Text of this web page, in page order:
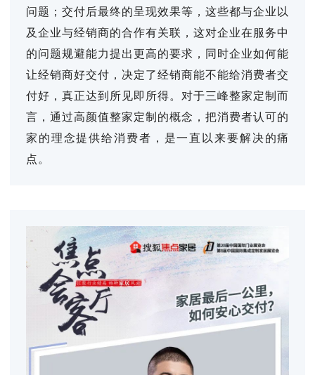
问题；交付后最终的呈现效果等，这些都与企业以
及企业与经销商的合作有关联，这对企业在服务中
的问题规避能力提出更高的要求，同时企业如何能
让经销商好交付，决定了经销商能不能给消费者交
付好，真正达到所见即所得。对于三峰整家定制而
言，通过高颜值整家定制的概念，把消费者认可的
家的理念提供给消费者，是一直以来要解决的痛
点。